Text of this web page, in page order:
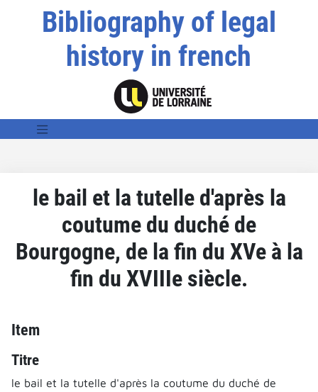
Bibliography of legal
history in french
le bail et la tutelle d'après la
coutume du duché de
Bourgogne, de la fin du XVe à la
fin du XVIIIe siècle.
Item
Titre
le bail et la tutelle d'après la coutume du duché de